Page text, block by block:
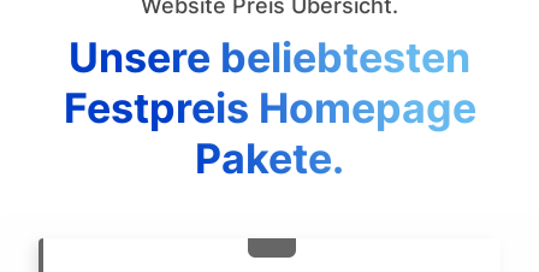
Website Preis Übersicht.
Unsere beliebtesten
Festpreis Homepage
Pakete.